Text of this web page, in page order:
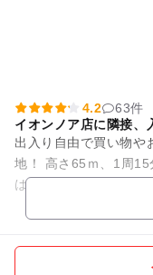
4.2
63件
イオンノア店に隣接、
出入り自由で買い物や
地！ 高さ65ｍ、1周15分の観覧車「ジャイアントホイール」を
はじめ、メリーゴーラ